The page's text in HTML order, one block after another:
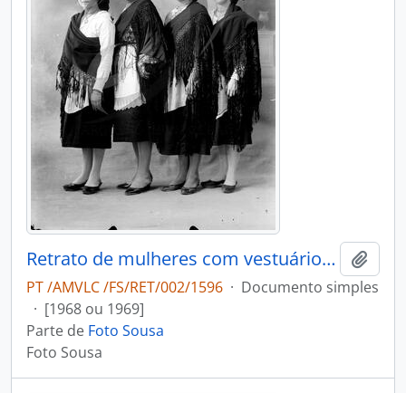
Retrato de mulheres com vestuário regional
PT /AMVLC /FS/RET/002/1596 · Documento simples
· [1968 ou 1969]
Parte de Foto Sousa
Foto Sousa